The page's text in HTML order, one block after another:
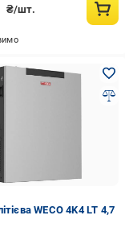
₴/шт.
WECO 4K4 LT 4,7